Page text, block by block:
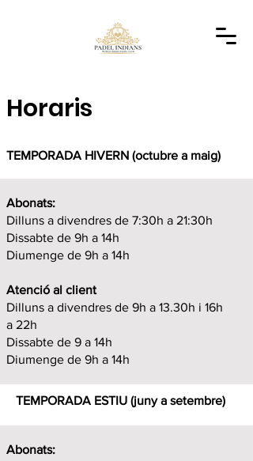
Horaris
TEMPORADA HIVERN (octubre a maig)
Abonats:
Dilluns a divendres de 7:30h a 21:30h
Dissabte de 9h a 14h
Diumenge de 9h a 14h
Atenció al client
Dilluns a divendres de 9h a 13.30h i 16h
a 22h
Dissabte de 9 a 14h
Diumenge de 9h a 14h
TEMPORADA ESTIU (juny a setembre)
Abonats: